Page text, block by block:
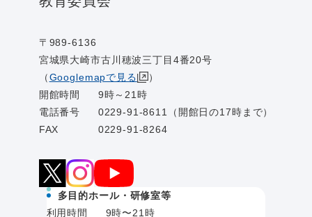
〒989-6136
宮城県大崎市古川穂波三丁目4番20号
（Googlemapで見る
）
開館時間
9時～21時
電話番号
0229-91-8611（開館日の17時まで）
FAX
0229-91-8264
多目的ホール・研修室等
利用時間
9時〜21時